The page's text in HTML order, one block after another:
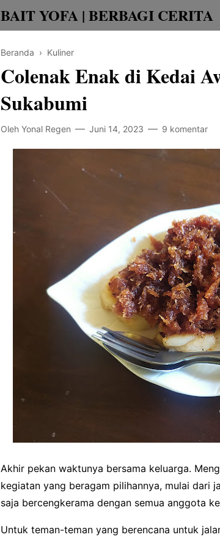
BAIT YOFA | BERBAGI CERITA
Beranda › Kuliner
Colenak Enak di Kedai
Sukabumi
Oleh Yonal Regen Juni 14, 2023 9 komentar
Akhir pekan waktunya bersama keluarga.
kegiatan yang beragam pilihannya, mulai dari
saja bercengkerama dengan semua anggota
Untuk teman-teman yang berencana untuk